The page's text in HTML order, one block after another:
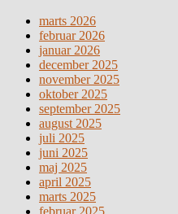
marts 2026
februar 2026
januar 2026
december 2025
november 2025
oktober 2025
september 2025
august 2025
juli 2025
juni 2025
maj 2025
april 2025
marts 2025
februar 2025